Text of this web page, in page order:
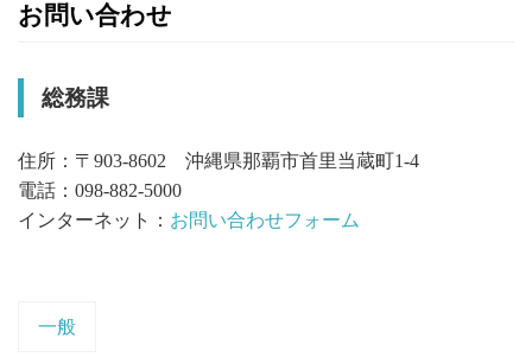
お問い合わせ
総務課
住所：〒903-8602 沖縄県那覇市首里当蔵町1-4
電話：098-882-5000
インターネット： お問い合わせフォーム
一般